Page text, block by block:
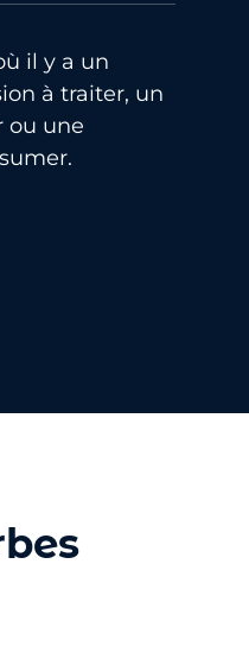
il y a un
à traiter, un
ou une